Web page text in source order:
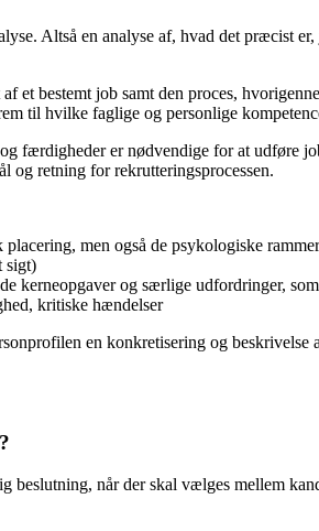
Altså en analyse af, hvad det præcist
et bestemt job samt den proces,
til hvilke faglige og personlige
færdigheder er nødvendige for at
og retning for rekrutteringsprocessen.
men også de psykologiske
sigt)
kerneopgaver og særlige udfordringer,
kritiske hændelser
en konkretisering og
når der skal vælges mellem